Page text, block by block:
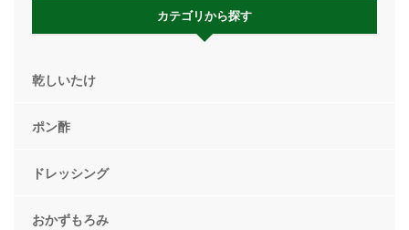
カテゴリから探す
乾しいたけ
ポン酢
ドレッシング
おかずもろみ